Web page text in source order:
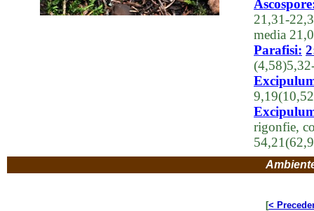
21,31-
media
Parafisi:
rigonfie,
[<